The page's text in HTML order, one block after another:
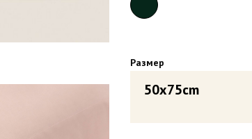
Размер
50x75cm